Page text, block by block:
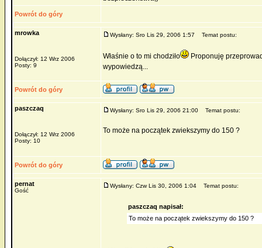
Powrót do góry
mrowka
Dołączył: 12 Wrz 2006
Posty: 9
Wysłany: Sro Lis 29, 2006 1:57 Temat postu:
Właśnie o to mi chodziło
Proponuję
wypowiedzą...
Powrót do góry
paszczaq
Dołączył: 12 Wrz 2006
Posty: 10
Wysłany: Sro Lis 29, 2006 21:00 Temat postu:
To może na początek zwiekszymy do 150 ?
Powrót do góry
pernat
Gość
Wysłany: Czw Lis 30, 2006 1:04 Temat postu:
paszczaq napisał:
To może na początek zwiekszymy do 150 ?